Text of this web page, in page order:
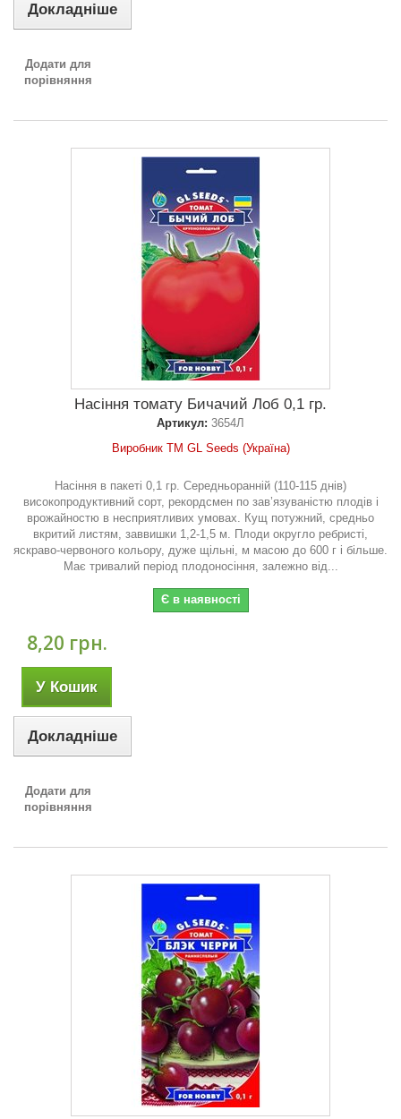
Докладніше
Додати для
порівняння
Насіння томату Бичачий Лоб 0,1 гр.
Артикул: 3654Л
Виробник ТМ GL Seeds (Україна)
Насіння в пакеті 0,1 гр. Середньоранній (110-115 днів)
високопродуктивний сорт, рекордсмен по зав’язуваністю плодів і
врожайностю в несприятливих умовах. Кущ потужний, средньо
вкритий листям, заввишки 1,2-1,5 м. Плоди округло ребристі,
яскраво-червоного кольору, дуже щільні, м масою до 600 г і більше.
Має тривалий період плодоносіння, залежно від...
Є в наявності
8,20 грн.
У Кошик
Докладніше
Додати для
порівняння